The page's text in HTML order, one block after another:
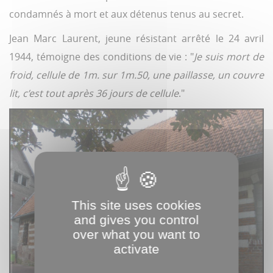
condamnés à mort et aux détenus tenus au secret.
Jean Marc Laurent, jeune résistant arrêté le 24 avril
1944, témoigne des conditions de vie : "Je suis mort de
froid, cellule de 1m. sur 1m.50, une paillasse, un couvre
lit, c’est tout après 36 jours de cellule."
This site uses cookies
and gives you control
over what you want to
activate